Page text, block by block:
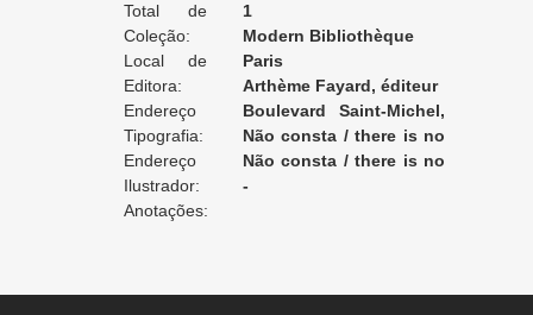
do Volume:
Total de
Volumes:
1
Coleção:
Modern Bibliothèque
Local de
Edição:
Paris
Editora:
Arthème Fayard, éditeur
Endereço
da Editora:
Boulevard Saint-Michel,
Tipografia:
Não consta / there is no
record / non enregistré
Endereço
da Tipografia:
Não consta / there is no
record / non enregistré
Ilustrador:
-
Anotações: